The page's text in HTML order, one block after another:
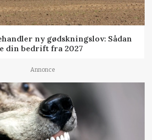
ny gødskningslov: Sådan
din bedrift fra 2027
Annonce